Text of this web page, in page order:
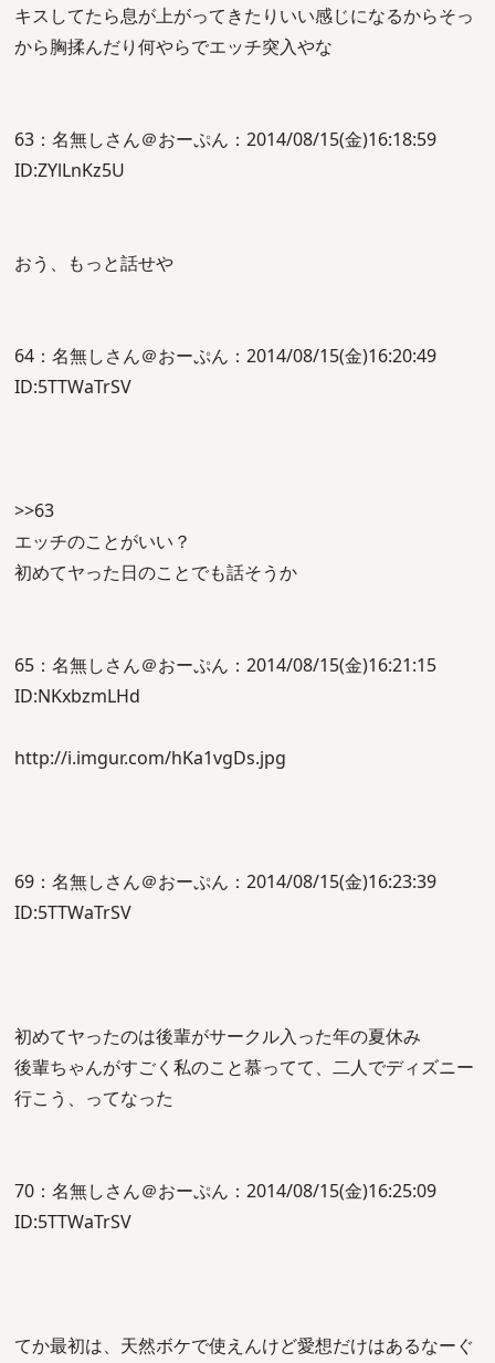
キスしてたら息が上がってきたりいい感じになるからそっ
から胸揉んだり何やらでエッチ突入やな
63：名無しさん＠おーぷん：2014/08/15(金)16:18:59
ID:ZYlLnKz5U
おう、もっと話せや
64：名無しさん＠おーぷん：2014/08/15(金)16:20:49
ID:5TTWaTrSV
>>63
エッチのことがいい？
初めてヤった日のことでも話そうか
65：名無しさん＠おーぷん：2014/08/15(金)16:21:15
ID:NKxbzmLHd
http://i.imgur.com/hKa1vgDs.jpg
69：名無しさん＠おーぷん：2014/08/15(金)16:23:39
ID:5TTWaTrSV
初めてヤったのは後輩がサークル入った年の夏休み
後輩ちゃんがすごく私のこと慕ってて、二人でディズニー
行こう、ってなった
70：名無しさん＠おーぷん：2014/08/15(金)16:25:09
ID:5TTWaTrSV
てか最初は、天然ボケで使えんけど愛想だけはあるなーぐ